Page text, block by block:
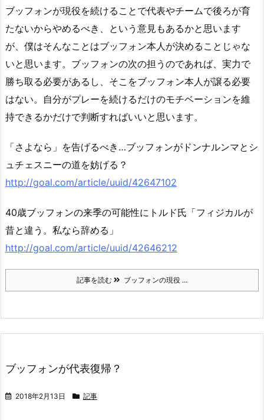
ブッフォンが現役を続けることで代表やチームで後ろが育
たないからやめるべき、という意見もあるかと思います
が、僕はそんなことはブッフォン本人が決めることじゃな
いと思います。ブッフォンの次の担うのであれば、実力で
勝ち取る必要があるし、そこをブッフォン本人が譲る必要
はない。自分がプレーを続けるだけのモチベーションを維
持できるかだけで判断すればいいと思います。
「さよなら」を告げるべき…ブッフォンがドンナルンマとシ
ュチェスニーの道を妨げる？
http://goal.com/article/uuid/42647102
40歳ブッフォンの来季の可能性にトルド氏「フィジカルが
昔と違う。私なら辞める」
http://goal.com/article/uuid/42646212
記事を読む ブッフォンの現役 ...
ブッフォンが代表復帰？
2018年2月13日 記事